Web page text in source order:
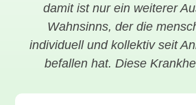
damit ist nur ein weiterer
Wahnsinns, der die
individuell und kollektiv seit
befallen hat. Diese